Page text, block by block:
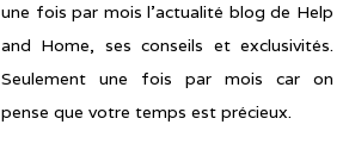
une fois par mois l’actualité blog de Help
and Home, ses conseils et exclusivités.
Seulement une fois par mois car on
pense que votre temps est précieux.